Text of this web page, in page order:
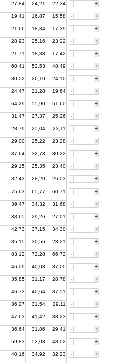
27,84 24,21 22,34 - +
19,41 16,87 15,58 - +
21,66 18,84 17,39 - +
28,93 25,16 23,22 - +
21,71 18,88 17,42 - +
60,41 52,53 48,49 - +
30,02 26,10 24,10 - +
24,47 21,28 19,64 - +
64,29 55,90 51,60 - +
31,47 27,37 25,26 - +
28,79 25,04 23,11 - +
29,00 25,22 23,28 - +
37,64 32,73 30,22 - +
29,15 25,35 23,40 - +
32,43 28,20 26,03 - +
75,63 65,77 60,71 - +
39,47 34,32 31,68 - +
33,65 29,26 27,01 - +
42,73 37,15 34,30 - +
35,15 30,56 28,21 - +
83,12 72,28 66,72 - +
46,09 40,08 37,00 - +
35,85 31,17 28,78 - +
46,73 40,64 37,51 - +
36,27 31,54 29,11 - +
47,63 41,42 38,23 - +
36,64 31,86 29,41 - +
59,83 52,03 48,02 - +
40,16 34,92 32,23 - +